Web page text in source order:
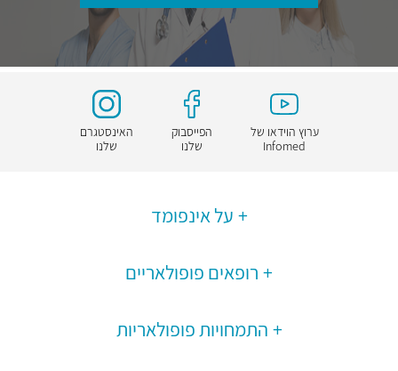
ערוץ הוידאו של
Infomed
הפייסבוק
שלנו
האינסטגרם
שלנו
על אינפומד
רופאים פופולאריים
התמחויות פופולאריות